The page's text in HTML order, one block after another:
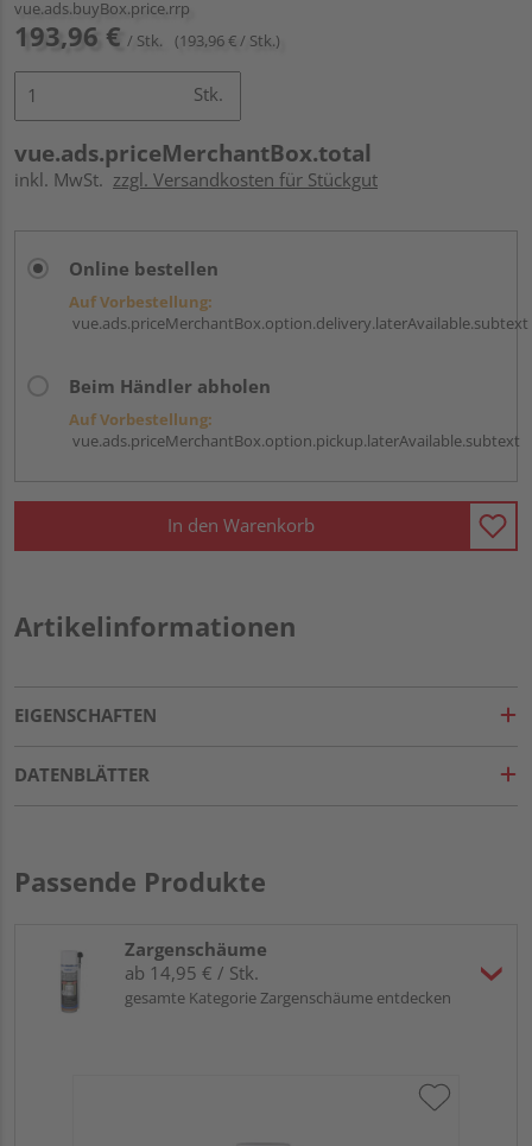
vue.ads.buyBox.price.rrp
193,96 € / Stk. (193,96 € / Stk.)
Stk.
vue.ads.priceMerchantBox.total
inkl. MwSt. zzgl. Versandkosten für Stückgut
Online bestellen
Auf Vorbestellung:
vue.ads.priceMerchantBox.option.delivery.laterAvailable.subtext
Beim Händler abholen
Auf Vorbestellung:
vue.ads.priceMerchantBox.option.pickup.laterAvailable.subtext
In den Warenkorb
Artikelinformationen
EIGENSCHAFTEN
DATENBLÄTTER
Passende Produkte
Zargenschäume
ab 14,95 € / Stk.
gesamte Kategorie Zargenschäume entdecken